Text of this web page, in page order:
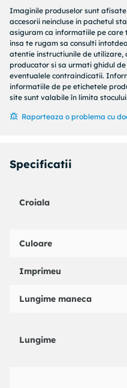
- Model cu imprimeu.
- Lungimea manecii. 59 cm.
- Lungimea: 147 cm.
- Latimea la subrat: 49 cm.
- Latimea taliei: 35 cm.
- Dimensiunile date pentru
91% Viscoza, 8% Poliester ,
Indicatii de ingrijire:
Sa se spele in masina de
Imaginile produselor sunt
accesorii neincluse in pachetul
asiguram ca informatiile pe care
insa te rugam sa consulti
atentie instructiunile de
producator si sa urmati ghidul
eventualele contraindicatii.
informatiile de pe etichetele
site sunt valabile în limita stocului.
Raporteaza o problema cu
Specificatii
Croiala
Culoare
Imprimeu
Lungime maneca
Lungime